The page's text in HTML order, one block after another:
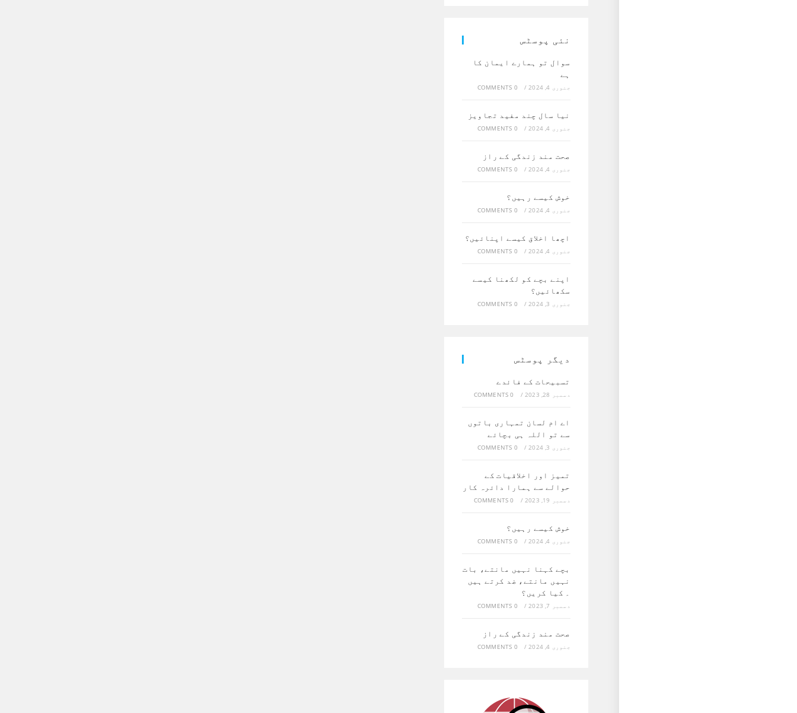
نئی پوسٹس
سوال تو ہمارے ایمان کا
ہے
جنوری 4, 2024 /
0 COMMENTS
نیا سال چند مفید تجاویز
جنوری 4, 2024 /
0 COMMENTS
صحت مند زندگی کے راز
جنوری 4, 2024 /
0 COMMENTS
خوش کیسے رہیں؟
جنوری 4, 2024 /
0 COMMENTS
اچھا اخلاق کیسے اپنائیں؟
جنوری 4, 2024 /
0 COMMENTS
اپنے بچے کو لکھنا کیسے
سکھائیں؟
جنوری 3, 2024 /
0 COMMENTS
دیگر پوسٹس
تسبیحات کے فائدے
دسمبر 28, 2023 /
0 COMMENTS
اے ام لسان تمہاری باتوں
سے تو اللہ ہی بچائے
جنوری 3, 2024 /
0 COMMENTS
تمیز اور اخلاقیات کے
حوالے سے ہمارا دائرہ کار
دسمبر 19, 2023 /
0 COMMENTS
خوش کیسے رہیں؟
جنوری 4, 2024 /
0 COMMENTS
بچے کہنا نہیں مانتے، بات
نہیں مانتے، ضد کرتے ہیں
۔ کیا کریں؟
دسمبر 7, 2023 /
0 COMMENTS
صحت مند زندگی کے راز
جنوری 4, 2024 /
0 COMMENTS